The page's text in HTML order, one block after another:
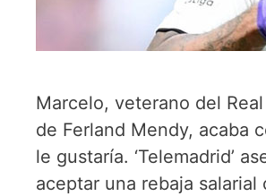
Marcelo, veterano del
de Ferland Mendy, acaba
le gustaría. ‘Telemadrid’
aceptar una rebaja